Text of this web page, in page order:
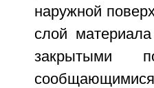
наружной
слой
закрытыми